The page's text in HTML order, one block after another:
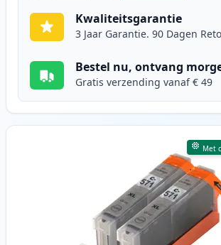
Kwaliteitsgarantie
3 Jaar Garantie. 90 Dagen
Bestel nu, ontvang
Gratis verzending vanaf € 49
Met